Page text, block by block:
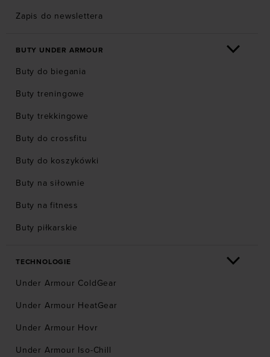
Zapis do newslettera
BUTY UNDER ARMOUR
Buty do biegania
Buty treningowe
Buty trekkingowe
Buty do crossfitu
Buty do koszykówki
Buty na siłownie
Buty na fitness
Buty piłkarskie
TECHNOLOGIE
Under Armour ColdGear
Under Armour HeatGear
Under Armour Hovr
Under Armour Iso-Chill